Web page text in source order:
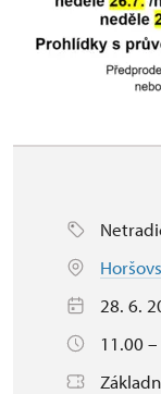
28. 6.
11.00